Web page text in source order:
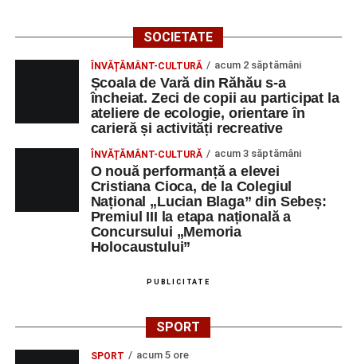
SOCIETATE
ÎNVĂȚĂMÂNT-CULTURĂ acum 2 săptămâni
Școala de Vară din Răhău s-a
încheiat. Zeci de copii au participat la
ateliere de ecologie, orientare în
carieră și activități recreative
ÎNVĂȚĂMÂNT-CULTURĂ acum 3 săptămâni
O nouă performanță a elevei
Cristiana Cioca, de la Colegiul
Național „Lucian Blaga” din Sebeș:
Premiul III la etapa națională a
Concursului „Memoria
Holocaustului”
PUBLICITATE
SPORT
SPORT acum 5 ore